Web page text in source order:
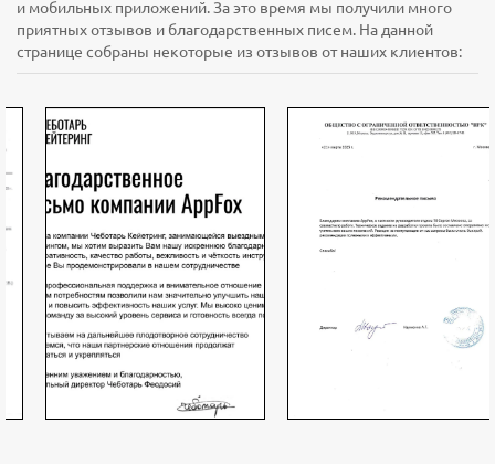
и мобильных приложений. За это время мы получили много
приятных отзывов и благодарственных писем. На данной
странице собраны некоторые из отзывов от наших клиентов: